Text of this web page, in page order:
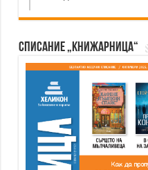
Списание „Книжарница“